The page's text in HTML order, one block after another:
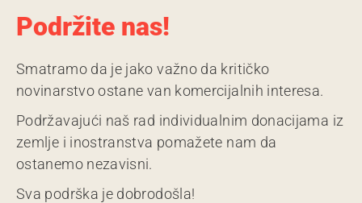
Podržite nas!
Smatramo da je jako važno da kritičko
novinarstvo ostane van komercijalnih interesa.
Podržavajući naš rad individualnim donacijama iz
zemlje i inostranstva pomažete nam da
ostanemo nezavisni.
Sva podrška je dobrodošla!